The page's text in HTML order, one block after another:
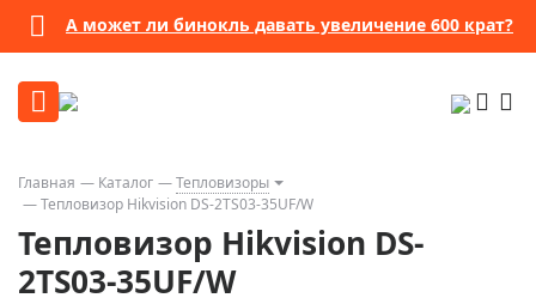
А может ли бинокль давать увеличение 600 крат?
Главная Каталог
Тепловизоры
Тепловизор Hikvision DS-2TS03-35UF/W
Тепловизор Hikvision DS-
2TS03-35UF/W